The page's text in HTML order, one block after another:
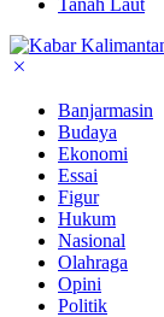
Banjarmasin
Budaya
Ekonomi
Essai
Figur
Hukum
Nasional
Olahraga
Opini
Politik